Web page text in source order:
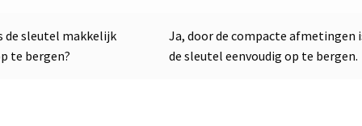
de sleutel makkelijk
te bergen?
Ja, door de compacte afmetingen
de sleutel eenvoudig op te bergen.